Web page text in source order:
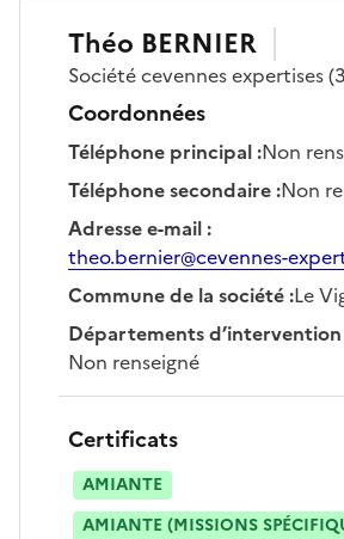
Théo BERNIER
Sociétécevennes expertises
Coordonnées
Téléphone principal:Non
Téléphone secondaire:Non
Adresse e-mail:
theo.bernier@cevennes-
Commune de la société:Le
Départements
Non renseigné
Certificats
AMIANTE
AMIANTE (MISSIONS